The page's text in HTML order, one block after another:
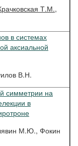
Т.М.,
в системах
аксиальной
В.Н.
симметрии на
в
М.Ю., Фокин